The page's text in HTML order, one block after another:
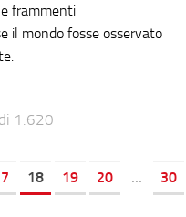
frammenti
il mondo fosse osservato
1.620
18 19 20 ...
30